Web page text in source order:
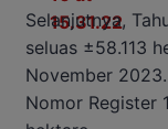
Selanjutnya,
seluas ±58.113
November
Nomor Register